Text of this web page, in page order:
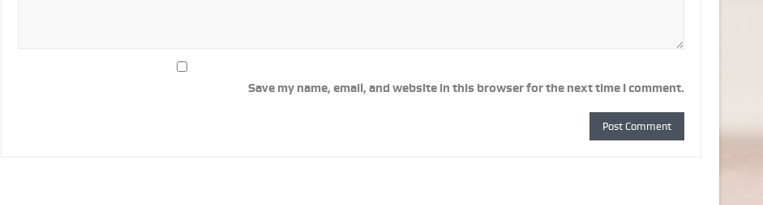
Save my name, email, and website in this browser for the next time I comment.